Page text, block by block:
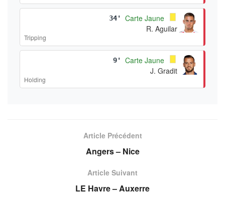
34'
Carte Jaune
R. Aguilar
Tripping
9'
Carte Jaune
J. Gradit
Holding
Article Précédent
Angers – Nice
Article Suivant
LE Havre – Auxerre